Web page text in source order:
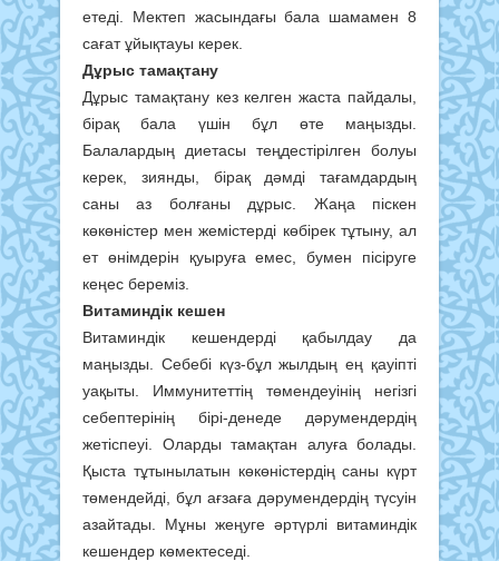
етеді. Мектеп жасындағы бала шамамен 8
сағат ұйықтауы керек.
Дұрыс тамақтану
Дұрыс тамақтану кез келген жаста пайдалы,
бірақ бала үшін бұл өте маңызды.
Балалардың диетасы теңдестірілген болуы
керек, зиянды, бірақ дәмді тағамдардың
саны аз болғаны дұрыс. Жаңа піскен
көкөністер мен жемістерді көбірек тұтыну, ал
ет өнімдерін қуыруға емес, бумен пісіруге
кеңес береміз.
Витаминдік кешен
Витаминдік кешендерді қабылдау да
маңызды. Себебі күз-бұл жылдың ең қауіпті
уақыты. Иммунитеттің төмендеуінің негізгі
себептерінің бірі-денеде дәрумендердің
жетіспеуі. Оларды тамақтан алуға болады.
Қыста тұтынылатын көкөністердің саны күрт
төмендейді, бұл ағзаға дәрумендердің түсуін
азайтады. Мұны жеңуге әртүрлі витаминдік
кешендер көмектеседі.